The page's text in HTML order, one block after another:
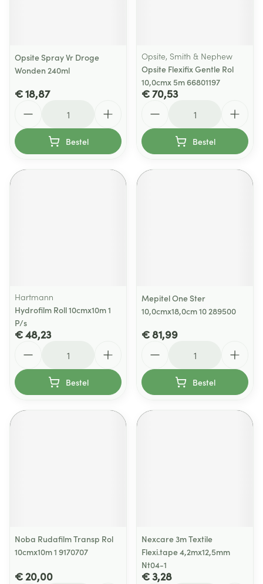
Opsite Spray Vr Droge
Wonden 240ml
€ 18,87
Bestel
Opsite, Smith & Nephew
Opsite Flexifix Gentle Rol
10,0cmx 5m 66801197
€ 70,53
Bestel
Hartmann
Hydrofilm Roll 10cmx10m 1
P/s
€ 48,23
Bestel
Mepitel One Ster
10,0cmx18,0cm 10 289500
€ 81,99
Bestel
Noba Rudafilm Transp Rol
10cmx10m 1 9170707
€ 20,00
Nexcare 3m Textile
Flexi.tape 4,2mx12,5mm
Nt04-1
€ 3,28